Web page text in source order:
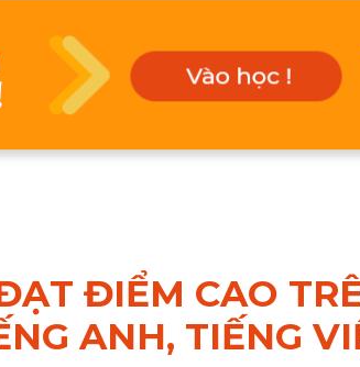
ĐIỂM CAO
ANH, TIẾNG